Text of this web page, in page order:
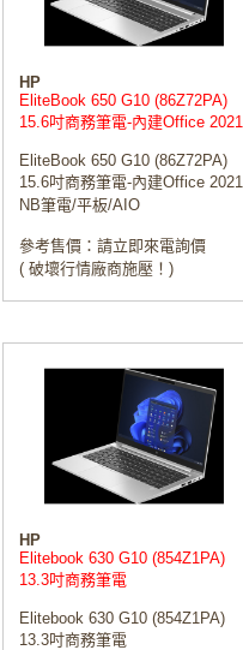
HP
EliteBook 650 G10 (86Z72PA)
15.6吋商務筆電-內建Office 2021
EliteBook 650 G10 (86Z72PA)
15.6吋商務筆電-內建Office 2021
NB筆電/平板/AIO
參考售價：請立即來電詢價
( 破壞行情廠商施壓！)
HP
Elitebook 630 G10 (854Z1PA)
13.3吋商務筆電
Elitebook 630 G10 (854Z1PA)
13.3吋商務筆電